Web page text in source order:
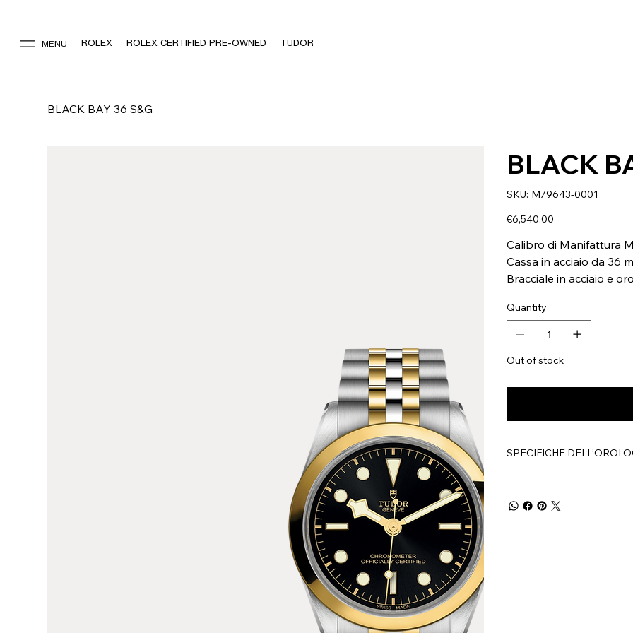
MENU ROLEX ROLEX CERTIFIED PRE-OWNED TUDOR
BLACK BAY 36 S&G
BLACK
SKU: SKU
M79643-
M79643-0001
Price
€6,540.00
Calibro di Manifattura
Cassa in acciaio da 36
Bracciale in acciaio e
Quantity
Out of stock
SPECIFICHE